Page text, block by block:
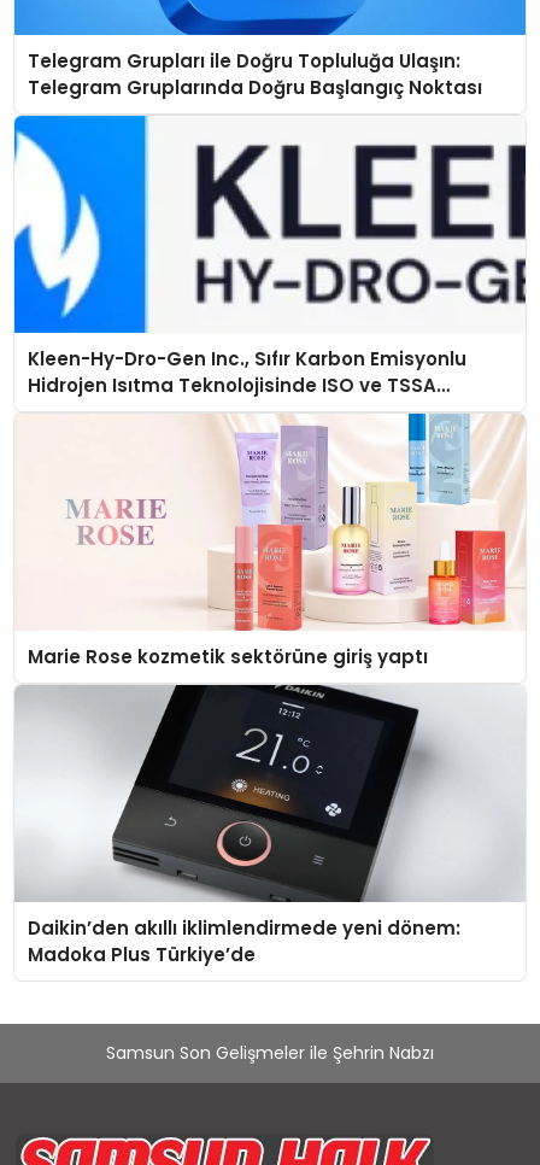
Telegram Grupları ile Doğru Topluluğa Ulaşın:
Telegram Gruplarında Doğru Başlangıç Noktası
Kleen-Hy-Dro-Gen Inc., Sıfır Karbon Emisyonlu
Hidrojen Isıtma Teknolojisinde ISO ve TSSA
Düzenleyici Onaylarını Aldı
Marie Rose kozmetik sektörüne giriş yaptı
Daikin’den akıllı iklimlendirmede yeni dönem:
Madoka Plus Türkiye’de
Samsun Son Gelişmeler ile Şehrin Nabzı